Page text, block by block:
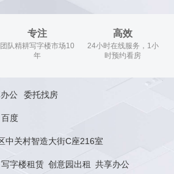
专注
团队精耕写字楼市场10
年
高效
24小时在线服务，1小
时预约看房
公 委托找房
百度
中关村智造大街C座216室
写字楼租赁 创意园出租 共享办公